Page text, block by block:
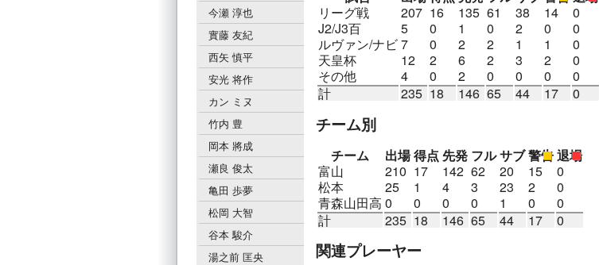
今瀬 淳也
實藤 友紀
西矢 慎平
安光 将作
カン ミヌ
竹内 豊
岡本 將成
瀬良 俊太
亀田 歩夢
松岡 大智
谷本 駿介
湯之前 匡央
リーグ戦
207 16 135 61 38 14
0
J2/J3百
5 0 1 0 2 0
0
ルヴァン/ナビ7 0 2 2 1 1
0
天皇杯
12 2 6 2 3 2
0
その他
4 0 2 0 0 0
0
計
235 18 146 65 44 17 0
チーム別
チーム 出場得点 先発 フルサブ警告退場
富山
210 17 142 62 20 15
0
松本
25 1 4 3 23 2
0
青森山田高 0 0 0 0 1 0
0
計
235 18 146 65 44 17 0
関連プレーヤー